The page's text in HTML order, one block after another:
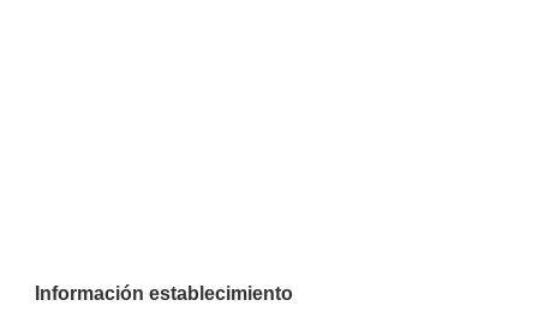
Información establecimiento